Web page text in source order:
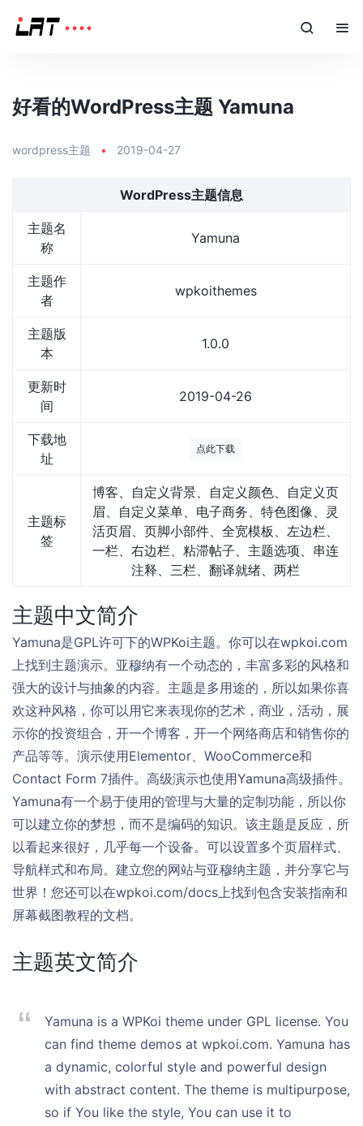
好看的WordPress主题 Yamuna
wordpress主题 • 2019-04-27
WordPress主题信息
主题名
称
Yamuna
主题作
者
wpkoithemes
主题版
本
1.0.0
更新时
间
2019-04-26
下载地
址
点此下载
主题标
签
博客、自定义背景、自定义颜色、自定义页
眉、自定义菜单、电子商务、特色图像、灵
活页眉、页脚小部件、全宽模板、左边栏、
一栏、右边栏、粘滞帖子、主题选项、串连
注释、三栏、翻译就绪、两栏
主题中文简介
Yamuna是GPL许可下的WPKoi主题。你可以在wpkoi.com
上找到主题演示。亚穆纳有一个动态的，丰富多彩的风格和
强大的设计与抽象的内容。主题是多用途的，所以如果你喜
欢这种风格，你可以用它来表现你的艺术，商业，活动，展
示你的投资组合，开一个博客，开一个网络商店和销售你的
产品等等。演示使用Elementor、WooCommerce和
Contact Form 7插件。高级演示也使用Yamuna高级插件。
Yamuna有一个易于使用的管理与大量的定制功能，所以你
可以建立你的梦想，而不是编码的知识。该主题是反应，所
以看起来很好，几乎每一个设备。可以设置多个页眉样式、
导航样式和布局。建立您的网站与亚穆纳主题，并分享它与
世界！您还可以在wpkoi.com/docs上找到包含安装指南和
屏幕截图教程的文档。
主题英文简介
Yamuna is a WPKoi theme under GPL license. You
can find theme demos at wpkoi.com. Yamuna has
a dynamic, colorful style and powerful design
with abstract content. The theme is multipurpose,
so if You like the style, You can use it to